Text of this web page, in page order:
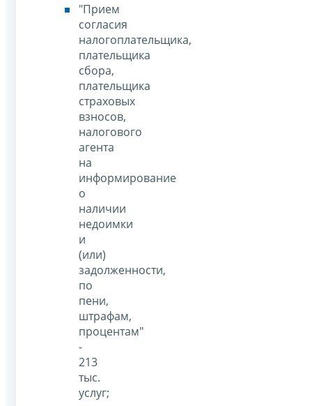
"Прием
согласия
налогоплательщика,
плательщика
сбора,
плательщика
страховых
взносов,
налогового
агента
на
информирование
о
наличии
недоимки
и
(или)
задолженности,
по
пени,
штрафам,
процентам"
-
213
тыс.
услуг;